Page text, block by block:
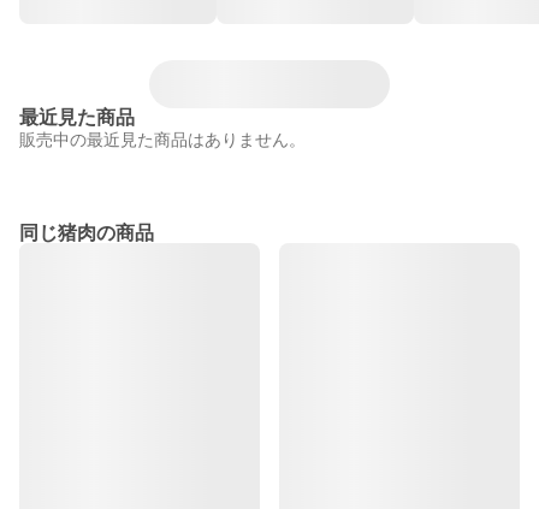
最近見た商品
販売中の最近見た商品はありません。
同じ猪肉の商品